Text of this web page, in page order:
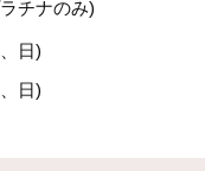
チナのみ)
日)
日)